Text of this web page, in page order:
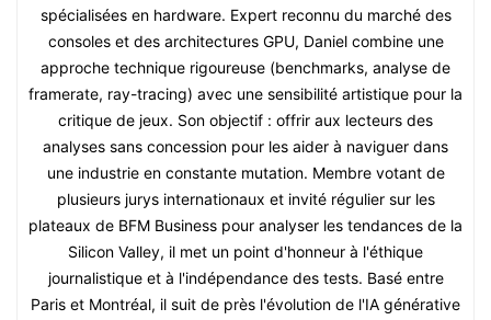
spécialisées en hardware. Expert reconnu du marché des
consoles et des architectures GPU, Daniel combine une
approche technique rigoureuse (benchmarks, analyse de
framerate, ray-tracing) avec une sensibilité artistique pour la
critique de jeux. Son objectif : offrir aux lecteurs des
analyses sans concession pour les aider à naviguer dans
une industrie en constante mutation. Membre votant de
plusieurs jurys internationaux et invité régulier sur les
plateaux de BFM Business pour analyser les tendances de la
Silicon Valley, il met un point d'honneur à l'éthique
journalistique et à l'indépendance des tests. Basé entre
Paris et Montréal, il suit de près l'évolution de l'IA générative